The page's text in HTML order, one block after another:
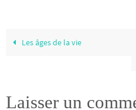
Les âges de la vie
Laisser un